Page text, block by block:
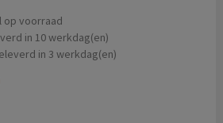
voorraad
in 10 werkdag(en)
in 3 werkdag(en)